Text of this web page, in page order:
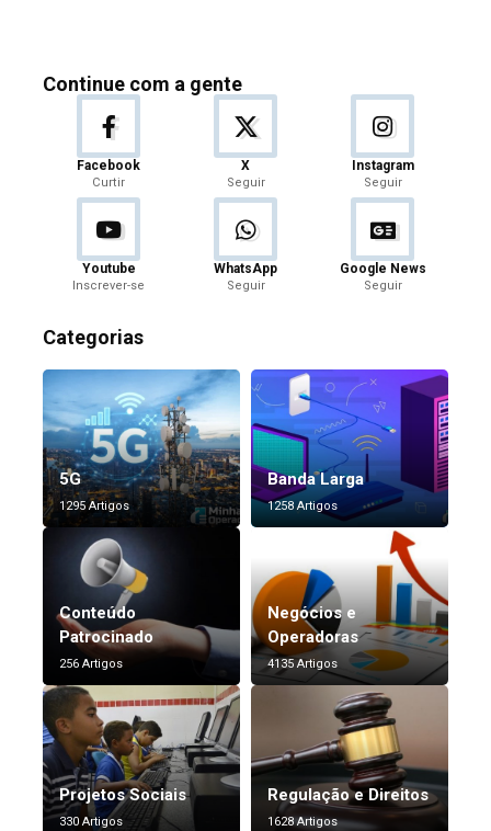
Continue com a gente
Facebook
Curtir
X
Seguir
Instagram
Seguir
Youtube
Inscrever-se
WhatsApp
Seguir
Google News
Seguir
Categorias
5G
1295 Artigos
Banda Larga
1258 Artigos
Conteúdo
Patrocinado
256 Artigos
Negócios e
Operadoras
4135 Artigos
Projetos Sociais
330 Artigos
Regulação e Direitos
1628 Artigos